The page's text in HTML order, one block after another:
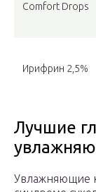
Comfort Drops
Ирифрин 2,5%
Лучшие
Увлажняющие